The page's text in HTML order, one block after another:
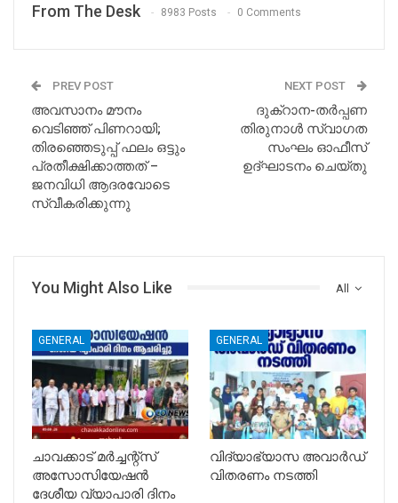
From The Desk 8983 Posts 0 Comments
PREV POST
അവസാനം മൗനം
വെടിഞ്ഞ് പിണറായി;
തിരഞ്ഞെടുപ്പ് ഫലം ഒട്ടും
പ്രതീക്ഷിക്കാത്തത് –
ജനവിധി ആദരവോടെ
സ്വീകരിക്കുന്നു
NEXT POST
ദുക്റാന-തർപ്പണ
തിരുനാൾ സ്വാഗത
സംഘം ഓഫീസ്
ഉദ്ഘാടനം ചെയ്തു
All
You Might Also Like
GENERAL
ചാവക്കാട് മർച്ചന്റ്സ്
അസോസിയേഷൻ
ദേശീയ വ്യാപാരി ദിനം
GENERAL
വിദ്യാഭ്യാസ അവാർഡ്
വിതരണം നടത്തി